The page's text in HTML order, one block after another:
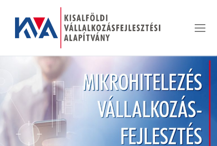
tartalomra